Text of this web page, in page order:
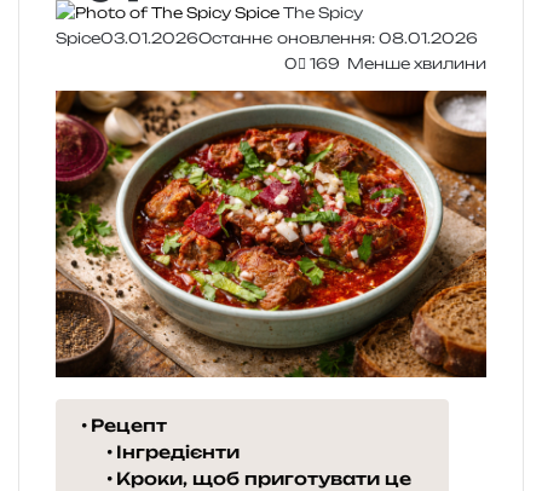
The Spicy
Spice03.01.2026Останнє оновлення: 08.01.2026
0
169 Менше хвилини
Рецепт
Інгредієнти
Кроки, щоб приготувати це